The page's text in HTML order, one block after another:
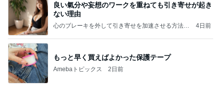
良い氣分や妄想のワークを重ねても引き寄せが起き
ない理由
心のブレーキを外して引き寄せを加速させる方法：
4日前
もっと早く買えばよかった保護テープ
Amebaトピックス 2日前